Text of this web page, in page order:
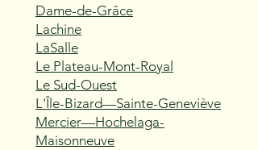
Dame-de-Grâce
Lachine
LaSalle
Le Plateau-Mont-Royal
Le Sud-Ouest
L'Île-Bizard—Sainte-Geneviève
Mercier—Hochelaga-
Maisonneuve